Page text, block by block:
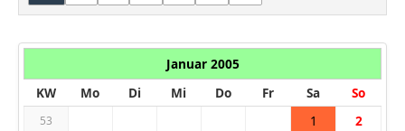
Januar 2005
KW
Mo Di Mi Do Fr Sa So
53 1 2